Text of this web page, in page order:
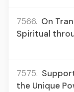
7566. On
Spiritual
7575.
the Unique